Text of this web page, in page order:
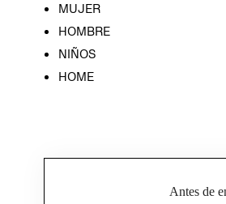
MUJER
HOMBRE
NIÑOS
HOME
Antes de